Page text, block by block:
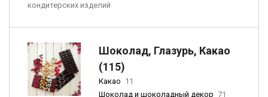
кондитерских изделий
Шоколад, Глазурь, Какао
(115)
Какао 11
Шоколад и шоколадный декор 71